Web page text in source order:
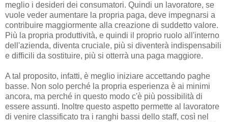
meglio i desideri dei consumatori. Quindi un lavoratore, se
vuole veder aumentare la propria paga, deve impegnarsi a
contribuire maggiormente alla creazione di suddetto valore.
Più la propria produttività, e quindi il proprio ruolo all'interno
dell'azienda, diventa cruciale, più si diventerà indispensabili
e difficili da sostituire, più si otterrà una paga maggiore.
A tal proposito, infatti, è meglio iniziare accettando paghe
basse. Non solo perché la propria esperienza è ai minimi
ancora, ma perché in questo modo c'è più possibilità di
essere assunti. Inoltre questo aspetto permette al lavoratore
di venire classificato tra i ranghi bassi dello staff, così nel